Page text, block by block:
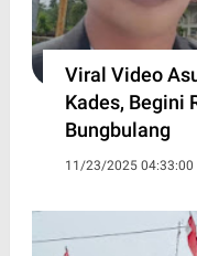
Viral Video
Kades, Begini
Bungbulang
11/23/2025 04:33:00